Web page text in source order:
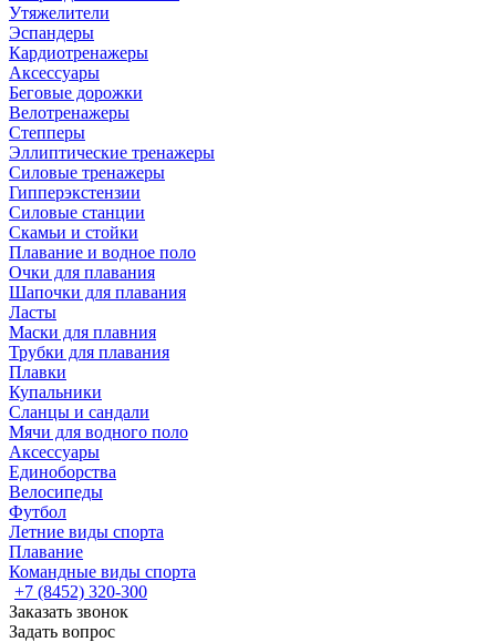
Утяжелители
Эспандеры
Кардиотренажеры
Аксессуары
Беговые дорожки
Велотренажеры
Степперы
Эллиптические тренажеры
Силовые тренажеры
Гипперэкстензии
Силовые станции
Скамьи и стойки
Плавание и водное поло
Очки для плавания
Шапочки для плавания
Ласты
Маски для плавния
Трубки для плавания
Плавки
Купальники
Сланцы и сандали
Мячи для водного поло
Аксессуары
Единоборства
Велосипеды
Футбол
Летние виды спорта
Плавание
Командные виды спорта
+7 (8452) 320-300
Заказать звонок
Задать вопрос